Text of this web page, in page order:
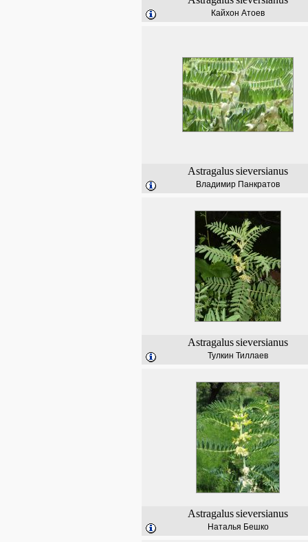
Кайхон Атоев
Astragalussieversianus
Владимир Панкратов
Astragalussieversianus
Тулкин Тиллаев
Astragalussieversianus
Наталья Бешко